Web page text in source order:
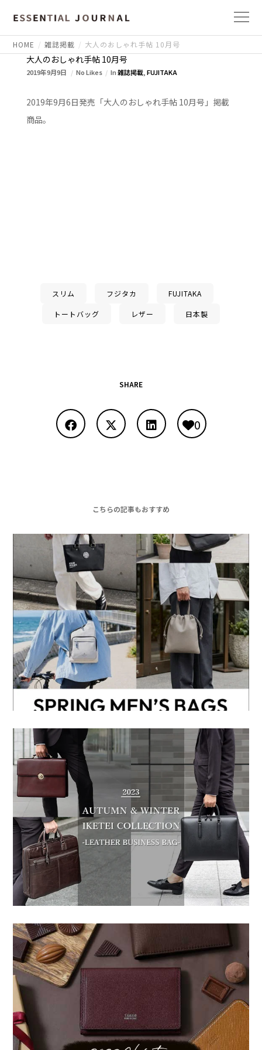
HOME 雑誌掲載 大人のおしゃれ手帖 10月号
大人のおしゃれ手帖 10月号
2019年9月9日 No Likes In雑誌掲載, FUJITAKA
2019年9月6日発売「大人のおしゃれ手帖 10月号」掲載
商品。
スリム フジタカ FUJITAKA
トートバッグ レザー 日本製
SHARE
0
こちらの記事もおすすめ